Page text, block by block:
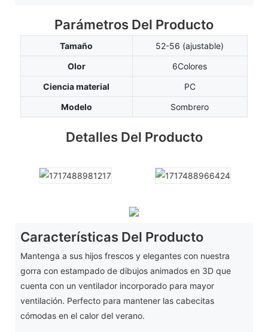
Parámetros Del Producto
Tamaño
52-56 (ajustable)
Olor
6Colores
Ciencia material
PC
Modelo
Sombrero
Detalles Del Producto
Características Del Producto
Mantenga a sus hijos frescos y elegantes con nuestra
gorra con estampado de dibujos animados en 3D que
cuenta con un ventilador incorporado para mayor
ventilación. Perfecto para mantener las cabecitas
cómodas en el calor del verano.